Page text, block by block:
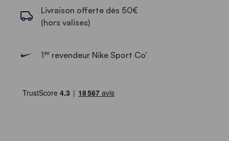
Livraison offerte dès 50€
(hors valises)
1errevendeur Nike Sport Co’